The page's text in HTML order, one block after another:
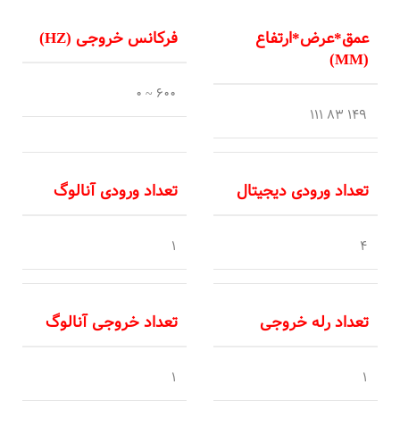
عمق*عرض*ارتفاع
(MM)
149 83 111
فرکانس خروجی (HZ)
600 ~ 0
تعداد ورودی دیجیتال
4
تعداد ورودی آنالوگ
1
تعداد رله خروجی
1
تعداد خروجی آنالوگ
1